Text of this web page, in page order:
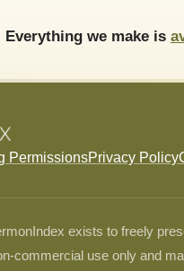
Everything we make is
PermissionsPrivacy Policy
exists to freely
commercial use only and